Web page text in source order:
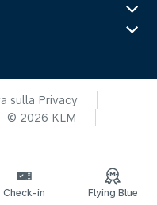
sulla Privacy
© 2026 KLM
Check-in Flying Blue